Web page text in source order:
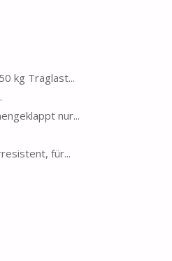
kg Traglast...
nur...
für...